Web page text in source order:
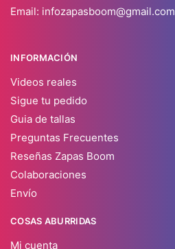
Email: infozapasboom@gmail.com
INFORMACIÓN
Videos reales
Sigue tu pedido
Guia de tallas
Preguntas Frecuentes
Reseñas Zapas Boom
Colaboraciones
Envío
COSAS ABURRIDAS
Mi cuenta